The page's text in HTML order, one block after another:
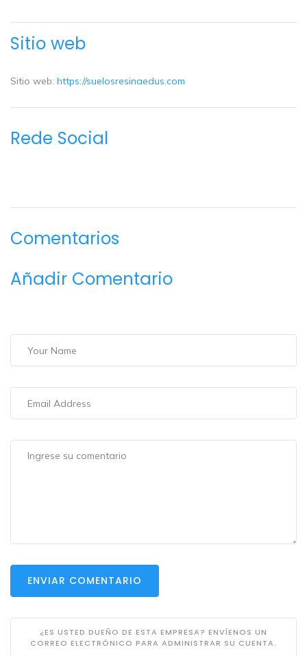
Sitio web
Sitio web: https://suelosresinaedus.com
Rede Social
Comentarios
Añadir Comentario
ENVIAR COMENTARIO
¿ES USTED DUEÑO DE ESTA EMPRESA? ENVÍENOS UN
CORREO ELECTRÓNICO PARA ADMINISTRAR SU CUENTA.